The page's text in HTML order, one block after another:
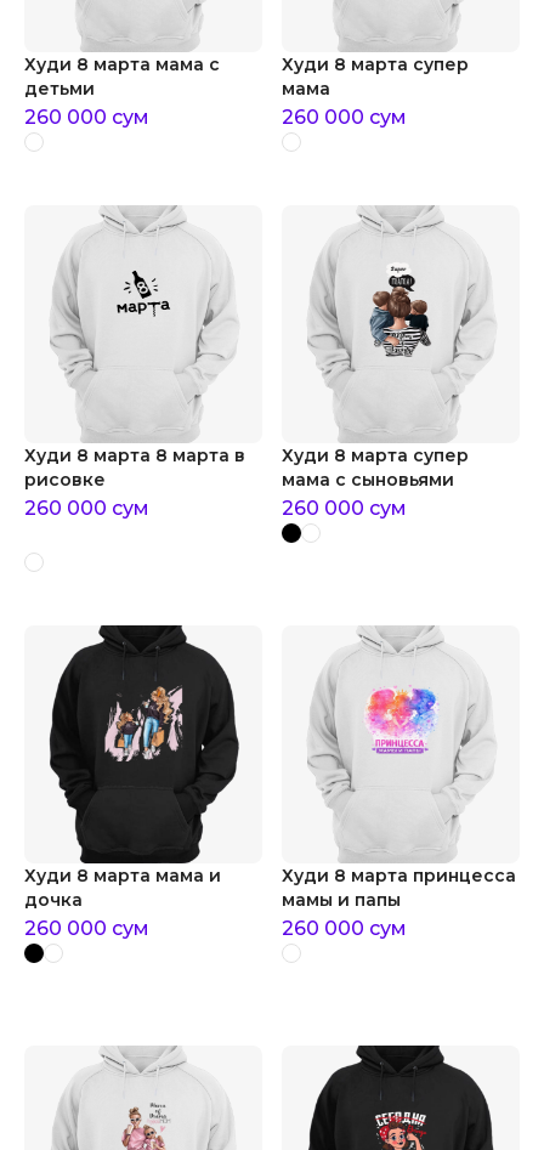
Худи 8 марта мама с
детьми
260 000 сум
Худи 8 марта супер
мама
260 000 сум
Худи 8 марта 8 марта в
рисовке
260 000 сум
Худи 8 марта супер
мама с сыновьями
260 000 сум
Худи 8 марта мама и
дочка
260 000 сум
Худи 8 марта принцесса
мамы и папы
260 000 сум